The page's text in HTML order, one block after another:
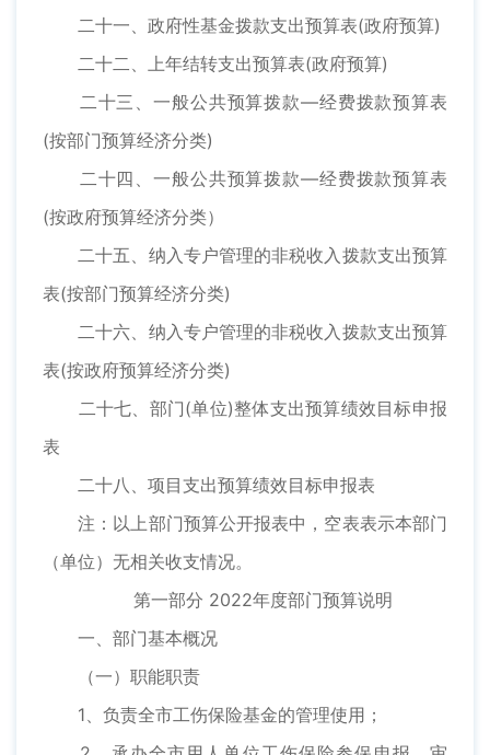
二十一、政府性基金拨款支出预算表(政府预算)
二十二、上年结转支出预算表(政府预算)
二十三、一般公共预算拨款—经费拨款预算表
(按部门预算经济分类)
二十四、一般公共预算拨款—经费拨款预算表
(按政府预算经济分类）
二十五、纳入专户管理的非税收入拨款支出预算
表(按部门预算经济分类)
二十六、纳入专户管理的非税收入拨款支出预算
表(按政府预算经济分类)
二十七、部门(单位)整体支出预算绩效目标申报
表
二十八、项目支出预算绩效目标申报表
注：以上部门预算公开报表中，空表表示本部门
（单位）无相关收支情况。
第一部分 2022年度部门预算说明
一、部门基本概况
（一）职能职责
1、负责全市工伤保险基金的管理使用；